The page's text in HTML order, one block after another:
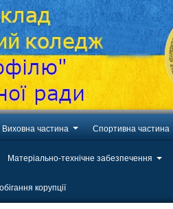
Виховна частина Спортивна частина
Матеріально-технічне забезпечення
корупції